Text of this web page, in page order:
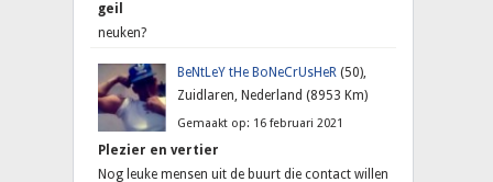
geil
neuken?
BeNtLeY tHe BoNeCrUsHeR (50),
Zuidlaren, Nederland (8953 Km)
Gemaakt op: 16 februari 2021
Plezier en vertier
Nog leuke mensen uit de buurt die contact willen